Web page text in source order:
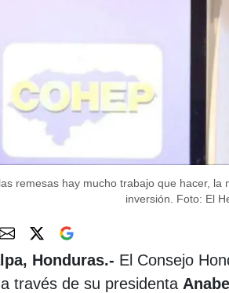
remesas hay mucho trabajo que hacer,
inversión.
Foto: El
Honduras.- El Consejo
través de su presidenta